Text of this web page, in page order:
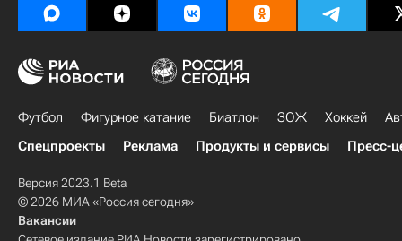
Футбол Фигурное катание Биатлон ЗОЖ Хоккей
Спецпроекты
Реклама Продукты и сервисы Пресс-
Версия 2023.1 Beta
© 2026 МИА «Россия сегодня»
Вакансии